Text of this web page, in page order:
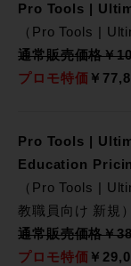
Pro Tools |
（Pro Tools |
通常販売価格￥
プロモ特価 ￥
Pro Tools |
Education
（Pro Tools |
教職員向け 新規）
通常販売価格￥
プロモ特価 ￥